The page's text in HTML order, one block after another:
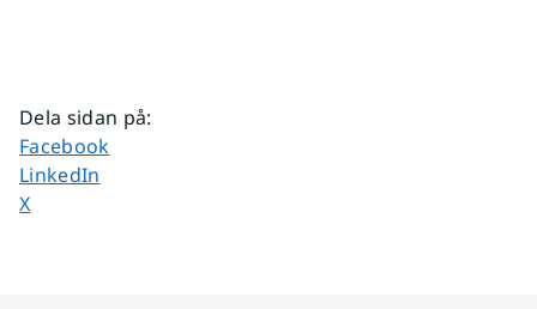
Dela sidan på:
Dela sidan på
Facebook
Dela sidan på
LinkedIn
Dela sidan på
X